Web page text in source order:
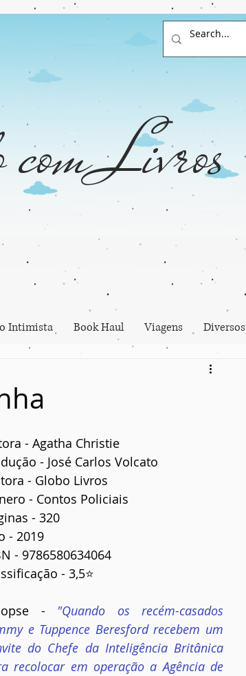
Livros
Intimista Book Haul Viagens Diversos
- Agatha Christie
- José Carlos Volcato
- Globo Livros
- Contos Policiais
- 320
- 2019
- 9786580634064
- 3,5⭐
- "Quando os recém-casados
e Tuppence Beresford recebem um
do Chefe da Inteligência Britânica
recolocar em operação a Agência de